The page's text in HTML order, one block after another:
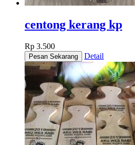
centong kerang kp
Rp 3.500
Detail